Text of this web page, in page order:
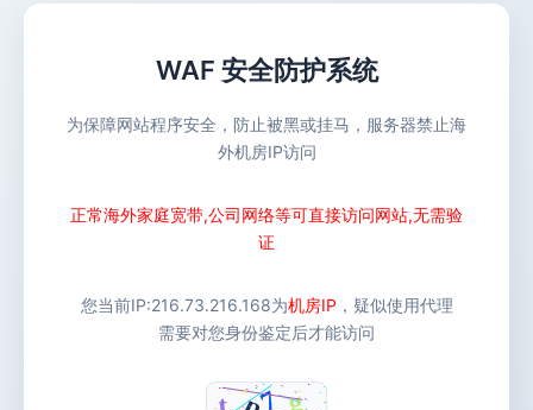
WAF 安全防护系统
为保障网站程序安全，防止被黑或挂马，服务器禁止海
外机房IP访问
正常海外家庭宽带,公司网络等可直接访问网站,无需验
证
您当前IP:216.73.216.168为机房IP ，疑似使用代理
需要对您身份鉴定后才能访问